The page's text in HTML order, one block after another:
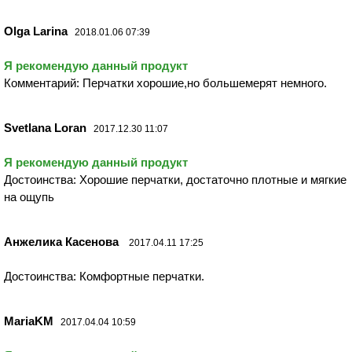
Olga Larina 2018.01.06 07:39
Я рекомендую данный продукт
Комментарий: Перчатки хорошие,но большемерят немного.
Svetlana Loran 2017.12.30 11:07
Я рекомендую данный продукт
Достоинства: Хорошие перчатки, достаточно плотные и мягкие
на ощупь
Анжелика Касенова 2017.04.11 17:25
Достоинства: Комфортные перчатки.
MariaKM 2017.04.04 10:59